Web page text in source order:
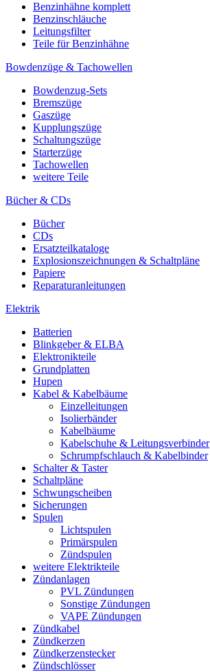
Benzinhähne komplett
Benzinschläuche
Leitungsfilter
Teile für Benzinhähne
Bowdenzüge & Tachowellen
Bowdenzug-Sets
Bremszüge
Gaszüge
Kupplungszüge
Schaltungszüge
Starterzüge
Tachowellen
weitere Teile
Bücher & CDs
Bücher
CDs
Ersatzteilkataloge
Explosionszeichnungen & Schaltpläne
Papiere
Reparaturanleitungen
Elektrik
Batterien
Blinkgeber & ELBA
Elektronikteile
Grundplatten
Hupen
Kabel & Kabelbäume
Einzelleitungen
Isolierbänder
Kabelbäume
Kabelschuhe & Leitungsverbinder
Schrumpfschlauch & Kabelbinder
Schalter & Taster
Schaltpläne
Schwungscheiben
Sicherungen
Spulen
Lichtspulen
Primärspulen
Zündspulen
weitere Elektrikteile
Zündanlagen
PVL Zündungen
Sonstige Zündungen
VAPE Zündungen
Zündkabel
Zündkerzen
Zündkerzenstecker
Zündschlösser